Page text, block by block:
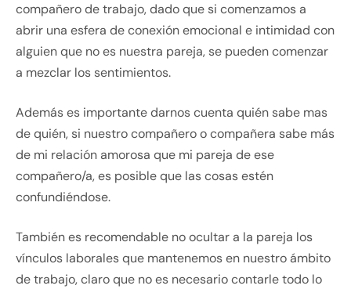
compañero de trabajo, dado que si comenzamos a
abrir una esfera de conexión emocional e intimidad con
alguien que no es nuestra pareja, se pueden comenzar
a mezclar los sentimientos.
Además es importante darnos cuenta quién sabe mas
de quién, si nuestro compañero o compañera sabe más
de mi relación amorosa que mi pareja de ese
compañero/a, es posible que las cosas estén
confundiéndose.
También es recomendable no ocultar a la pareja los
vínculos laborales que mantenemos en nuestro ámbito
de trabajo, claro que no es necesario contarle todo lo